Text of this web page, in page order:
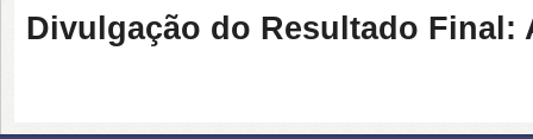
Divulgação do Resultado Final :